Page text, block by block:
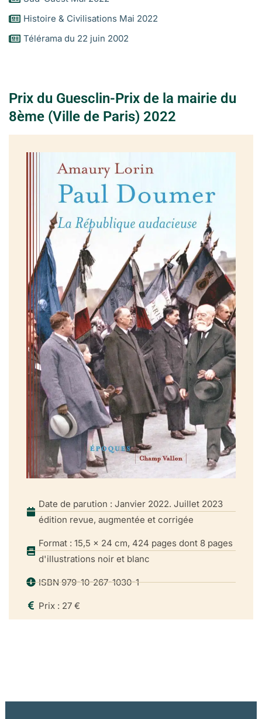
Histoire & Civilisations Mai 2022
Télérama du 22 juin 2002
Prix du Guesclin-Prix de la mairie du
8ème (Ville de Paris) 2022
Date de parution : Janvier 2022. Juillet 2023
édition revue, augmentée et corrigée
Format : 15,5 x 24 cm, 424 pages dont 8 pages
d'illustrations noir et blanc
ISBN 979-10-267-1030-1
Prix : 27 €